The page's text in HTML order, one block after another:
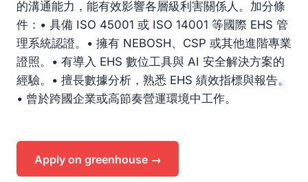
的溝通能力，能有效影響各層級利害關係人。加分條
件：• 具備 ISO 45001 或 ISO 14001 等國際 EHS 管
理系統認證。• 擁有 NEBOSH、CSP 或其他進階專業
證照。• 有導入 EHS 數位工具與 AI 安全解決方案的
經驗。• 擅長數據分析，熟悉 EHS 績效指標與報告。
• 曾於跨國企業或高節奏營運環境中工作。
Apply on greenhouse →